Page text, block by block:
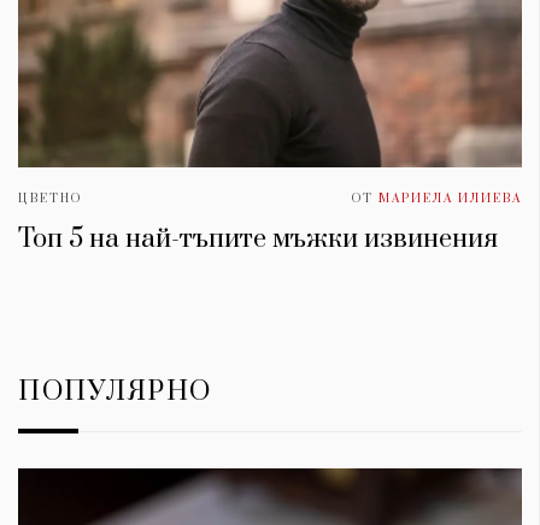
ЦВЕТНО ОТ МАРИЕЛА ИЛИЕВА
Топ 5 на най-тъпите мъжки извинения
ПОПУЛЯРНО